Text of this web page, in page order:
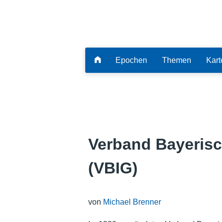
Epochen Themen
Verband
(VBIG)
von Michael Brenner